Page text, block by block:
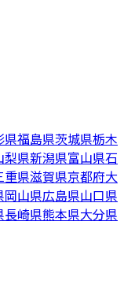
県福島県茨城県栃木
梨県新潟県富山県石
重県滋賀県京都府大
岡山県広島県山口県
長崎県熊本県大分県